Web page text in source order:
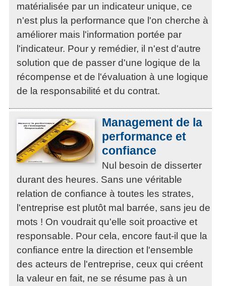
matérialisée par un indicateur unique, ce
n'est plus la performance que l'on cherche à
améliorer mais l'information portée par
l'indicateur. Pour y remédier, il n'est d'autre
solution que de passer d'une logique de la
récompense et de l'évaluation à une logique
de la responsabilité et du contrat.
Management de la
performance et
confiance
Nul besoin de disserter
durant des heures. Sans une véritable
relation de confiance à toutes les strates,
l'entreprise est plutôt mal barrée, sans jeu de
mots ! On voudrait qu'elle soit proactive et
responsable. Pour cela, encore faut-il que la
confiance entre la direction et l'ensemble
des acteurs de l'entreprise, ceux qui créent
la valeur en fait, ne se résume pas à un